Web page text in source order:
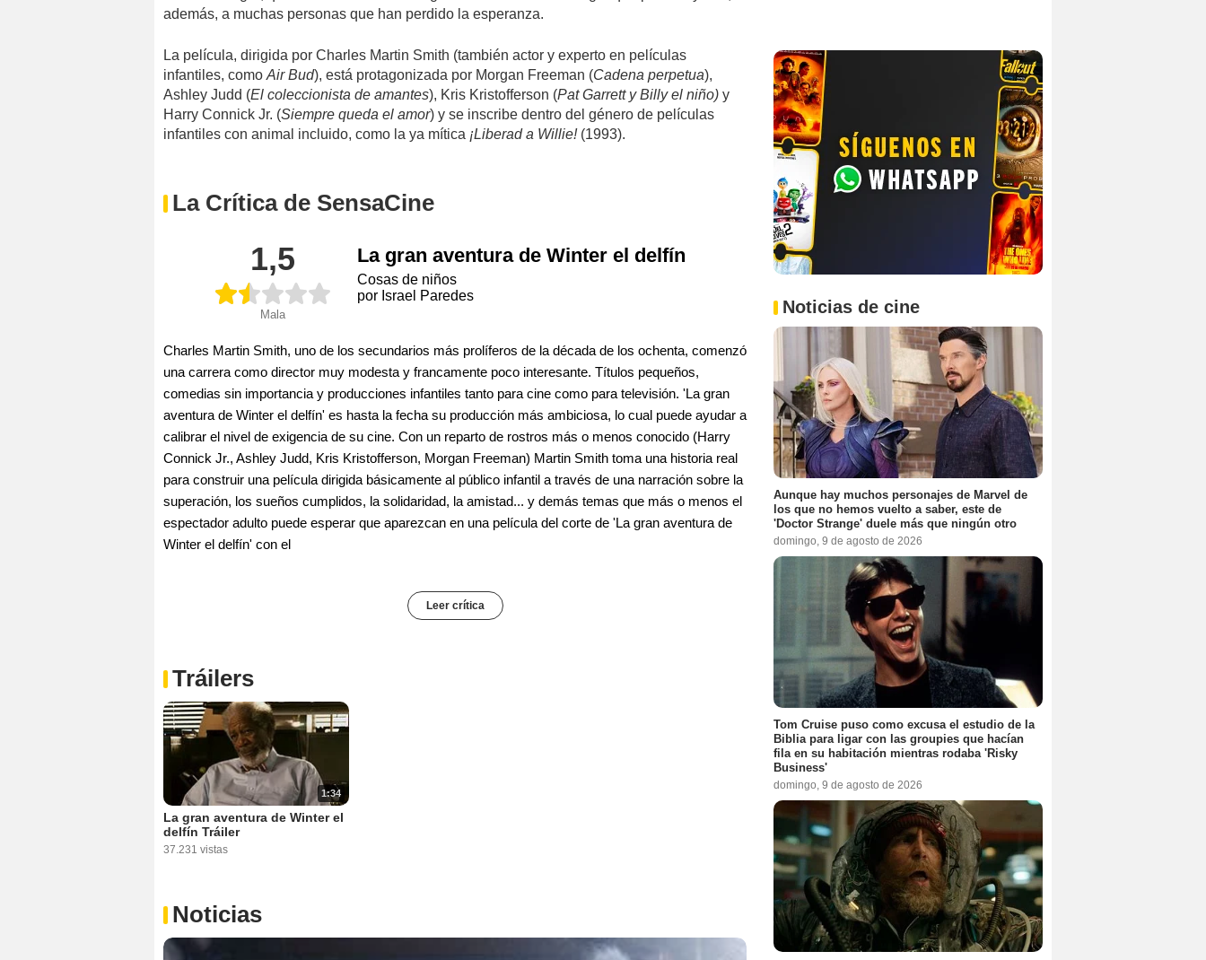
además, a muchas personas que han perdido la esperanza.
La película, dirigida por Charles Martin Smith (también actor y experto en películas
infantiles, como Air Bud), está protagonizada por Morgan Freeman (Cadena perpetua),
Ashley Judd (El coleccionista de amantes), Kris Kristofferson (Pat Garrett y Billy el niño) y
Harry Connick Jr. (Siempre queda el amor) y se inscribe dentro del género de películas
infantiles con animal incluido, como la ya mítica ¡Liberad a Willie!(1993).
La Crítica de SensaCine
1,5
Mala
La gran aventura de Winter el delfín
Cosas de niños
por Israel Paredes
Charles Martin Smith, uno de los secundarios más prolíferos de la década de los ochenta, comenzó
una carrera como director muy modesta y francamente poco interesante. Títulos pequeños,
comedias sin importancia y producciones infantiles tanto para cine como para televisión. 'La gran
aventura de Winter el delfín' es hasta la fecha su producción más ambiciosa, lo cual puede ayudar a
calibrar el nivel de exigencia de su cine. Con un reparto de rostros más o menos conocido (Harry
Connick Jr., Ashley Judd, Kris Kristofferson, Morgan Freeman) Martin Smith toma una historia real
para construir una película dirigida básicamente al público infantil a través de una narración sobre la
superación, los sueños cumplidos, la solidaridad, la amistad... y demás temas que más o menos el
espectador adulto puede esperar que aparezcan en una película del corte de 'La gran aventura de
Winter el delfín' con el
Leer crítica
Tráilers
1:34
La gran aventura de Winter el
delfín Tráiler
37.231 vistas
Noticias
Noticias de cine
Aunque hay muchos personajes de Marvel de
los que no hemos vuelto a saber, este de
'Doctor Strange' duele más que ningún otro
domingo, 9 de agosto de 2026
Tom Cruise puso como excusa el estudio de la
Biblia para ligar con las groupies que hacían
fila en su habitación mientras rodaba 'Risky
Business'
domingo, 9 de agosto de 2026